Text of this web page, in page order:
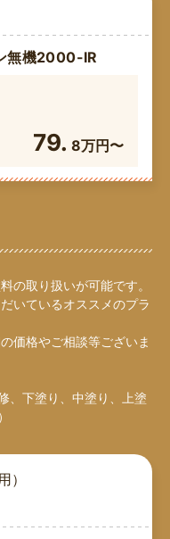
無機2000-IR
79. 8万円〜
の取り扱いが可能です。
いているオススメのプラ
価格やご相談等ございま
、下塗り、中塗り、上塗
）